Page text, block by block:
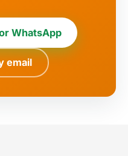
WhatsApp
email